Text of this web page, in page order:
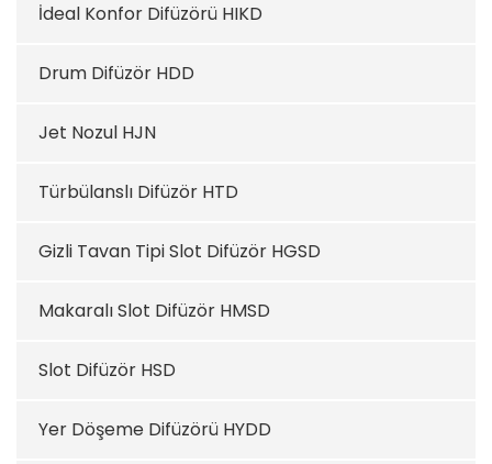
İdeal Konfor Difüzörü HIKD
Drum Difüzör HDD
Jet Nozul HJN
Türbülanslı Difüzör HTD
Gizli Tavan Tipi Slot Difüzör HGSD
Makaralı Slot Difüzör HMSD
Slot Difüzör HSD
Yer Döşeme Difüzörü HYDD